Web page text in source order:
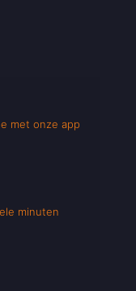
met onze app
minuten